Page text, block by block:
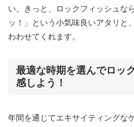
い。きっと、ロックフィッシュな
ッ！」という小気味良いアタリと
わわせてくれます。
最適な時期を選んでロッ
感しよう！
年間を通じてエキサイティングな